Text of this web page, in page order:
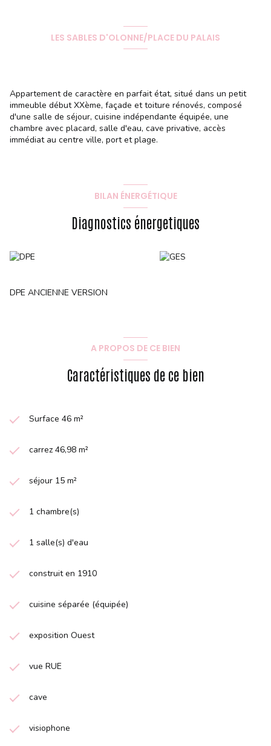
LES SABLES D'OLONNE/PLACE DU PALAIS
Appartement de caractère en parfait état, situé dans un petit
immeuble début XXème, façade et toiture rénovés, composé
d'une salle de séjour, cuisine indépendante équipée, une
chambre avec placard, salle d'eau, cave privative, accès
immédiat au centre ville, port et plage.
BILAN ÉNERGÉTIQUE
Diagnostics énergetiques
DPE ANCIENNE VERSION
A PROPOS DE CE BIEN
Caractéristiques de ce bien
Surface 46 m²
carrez 46,98 m²
séjour 15 m²
1 chambre(s)
1 salle(s) d'eau
construit en 1910
cuisine séparée (équipée)
exposition Ouest
vue RUE
cave
visiophone